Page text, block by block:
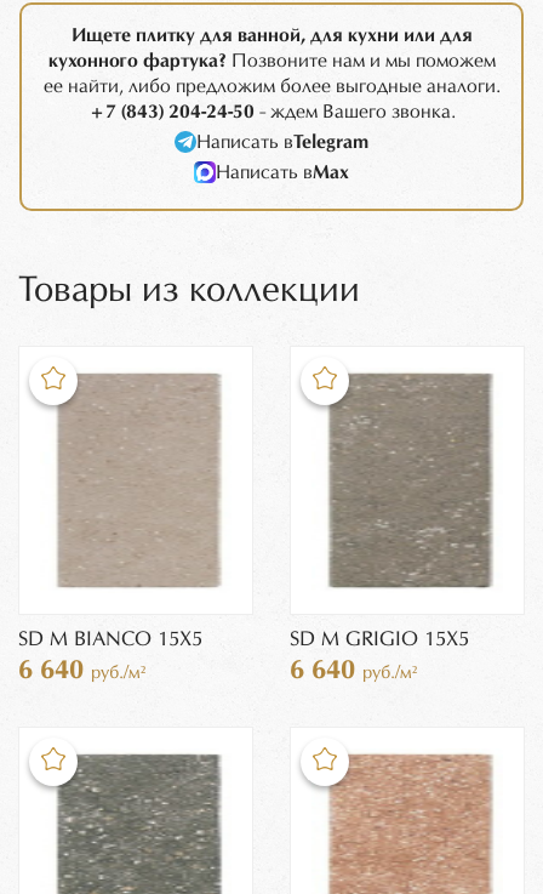
Ищете плитку для ванной, для кухни или для
кухонного фартука? Позвоните нам и мы поможем
ее найти, либо предложим более выгодные аналоги.
+7 (843) 204-24-50 - ждем Вашего звонка.
Написать вTelegram
Написать вMax
Товары из коллекции
SD M BIANCO 15X5
6 640 руб./м²
SD M GRIGIO 15X5
6 640 руб./м²